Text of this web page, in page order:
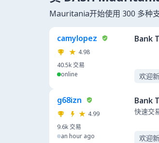
Mauritania开始使用 300 多种
camylopez
4.98
40.5k交易
online
Bank
欢迎
g68izn
4.99
9.6k交易
an hour ago
Bank
快速交
欢迎